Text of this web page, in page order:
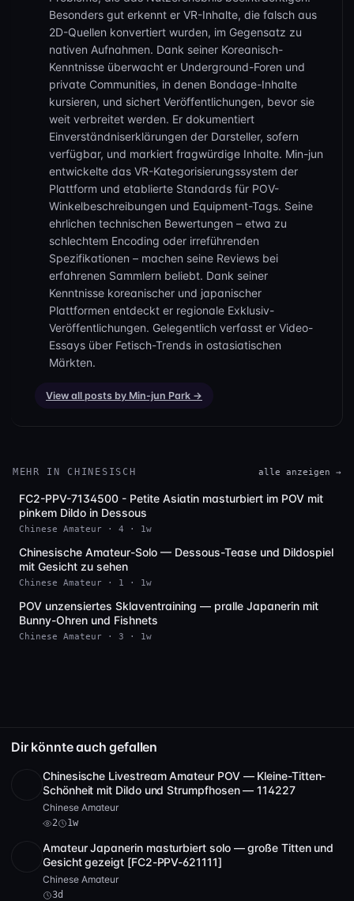
POV-Szenen stehst, hat dieses Video die japanische
Schulmädchen-Uniform mit echtem Hin und Her im Angebot.
Es verzichtet auf den glänzenden FC2-PPV-Look, aber
ehrlich gesagt macht die Direktheit es noch heißer. Greif zu,
wenn echte Castings dich mehr ansprechen als gescripteter
Kram, besonders bei Petite-Asiatinnen mit kleinen Titten und
POV-Schulmädchen-Outfits.
Besonders gut erkennt er VR-Inhalte, die falsch aus
2D-Quellen konvertiert wurden, im Gegensatz zu
nativen Aufnahmen. Dank seiner Koreanisch-
Kenntnisse überwacht er Underground-Foren und
private Communities, in denen Bondage-Inhalte
kursieren, und sichert Veröffentlichungen, bevor sie
weit verbreitet werden. Er dokumentiert
Einverständniserklärungen der Darsteller, sofern
verfügbar, und markiert fragwürdige Inhalte. Min-jun
entwickelte das VR-Kategorisierungssystem der
Plattform und etablierte Standards für POV-
Winkelbeschreibungen und Equipment-Tags. Seine
ehrlichen technischen Bewertungen – etwa zu
schlechtem Encoding oder irreführenden
Spezifikationen – machen seine Reviews bei
erfahrenen Sammlern beliebt. Dank seiner
Kenntnisse koreanischer und japanischer
Plattformen entdeckt er regionale Exklusiv-
Veröffentlichungen. Gelegentlich verfasst er Video-
Essays über Fetisch-Trends in ostasiatischen
Märkten.
View all posts by Min-jun Park →
MEHR IN CHINESISCH alle anzeigen →
SD
FC2-PPV-7134500 - Petite Asiatin masturbiert im POV mit
pinkem Dildo in Dessous
Chinese Amateur · 4 · 1w
SD
Chinesische Amateur-Solo — Dessous-Tease und Dildospiel
mit Gesicht zu sehen
Chinese Amateur · 1 · 1w
HD
POV unzensiertes Sklaventraining — pralle Japanerin mit
Bunny-Ohren und Fishnets
Chinese Amateur · 3 · 1w
Dir könnte auch gefallen
1:09:09
Chinesische Livestream Amateur POV — Kleine-Titten-
Schönheit mit Dildo und Strumpfhosen — 114227
Chinese Amateur
2 1w
Amateur Japanerin masturbiert solo — große Titten und
Gesicht gezeigt [FC2-PPV-621111]
Chinese Amateur
3d